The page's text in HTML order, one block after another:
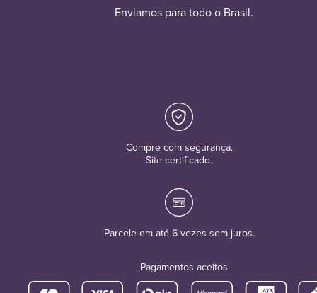
Enviamos para todo o Brasil.
Compre com segurança.
Site certificado.
Parcele em até 6 vezes sem juros.
Pagamentos aceitos